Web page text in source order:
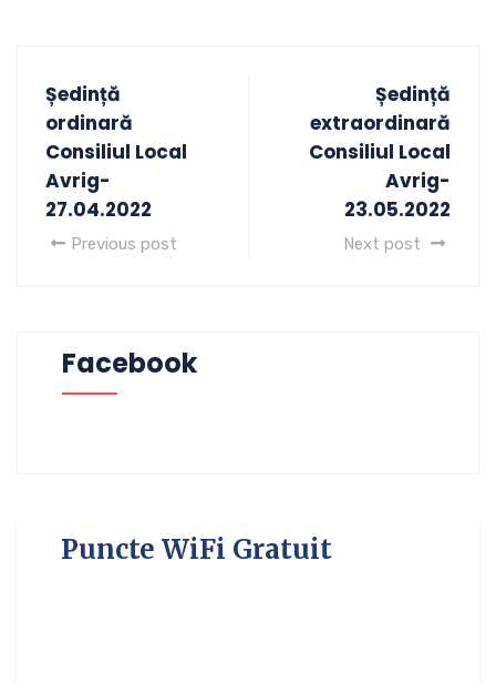
Ședință
ordinară
Consiliul Local
Avrig-
27.04.2022
Previous post
Ședință
extraordinară
Consiliul Local
Avrig-
23.05.2022
Next post
Facebook
Puncte WiFi Gratuit